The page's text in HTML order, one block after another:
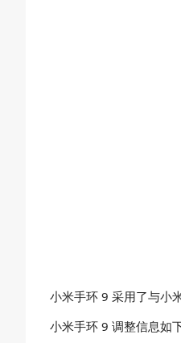
小米手环 9 采用了与小
小米手环 9 调整信息如